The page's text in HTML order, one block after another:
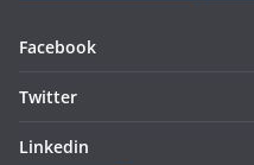
Facebook
Twitter
Linkedin